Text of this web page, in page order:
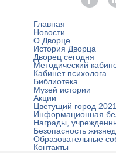
Главная
Новости
О Дворце
История Дворца
Дворец сегодня
Методический
Кабинет психолога
Библиотека
Музей истории
Акции
Цветущий город 2021
Информационная
Награды,
Безопасность
Образовательные
Контакты